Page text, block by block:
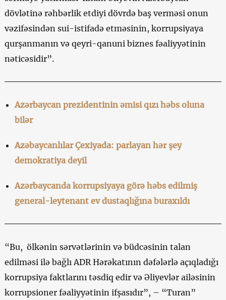
dövlətinə rəhbərlik etdiyi dövrdə baş verməsi onun
vəzifəsindən sui-istifadə etməsinin, korrupsiyaya
qurşanmanın və qeyri-qanuni biznes fəaliyyətinin
nəticəsidir”.
Azərbaycan prezidentinin əmisi qızı həbs oluna
bilər
Azəbaycanlılar Çexiyada: parlayan hər şey
demokratiya deyil
Azərbaycanda korrupsiyaya görə həbs edilmiş
general-leytenant ev dustaqlığına buraxıldı
“Bu, ölkənin sərvətlərinin və büdcəsinin talan
edilməsi ilə bağlı ADR Hərəkatının dəfələrlə açıqladığı
korrupsiya faktlarını təsdiq edir və Əliyevlər ailəsinin
korrupsioner fəaliyyətinin ifşasıdır”, – “Turan”